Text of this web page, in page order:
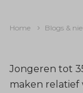
Home
Jongeren tot
maken relatief